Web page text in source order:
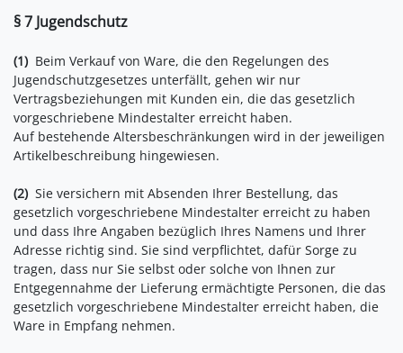
§ 7 Jugendschutz
(1) Beim Verkauf von Ware, die den Regelungen des
Jugendschutzgesetzes unterfällt, gehen wir nur
Vertragsbeziehungen mit Kunden ein, die das gesetzlich
vorgeschriebene Mindestalter erreicht haben.
Auf bestehende Altersbeschränkungen wird in der jeweiligen
Artikelbeschreibung hingewiesen.
(2) Sie versichern mit Absenden Ihrer Bestellung, das
gesetzlich vorgeschriebene Mindestalter erreicht zu haben
und dass Ihre Angaben bezüglich Ihres Namens und Ihrer
Adresse richtig sind. Sie sind verpflichtet, dafür Sorge zu
tragen, dass nur Sie selbst oder solche von Ihnen zur
Entgegennahme der Lieferung ermächtigte Personen, die das
gesetzlich vorgeschriebene Mindestalter erreicht haben, die
Ware in Empfang nehmen.